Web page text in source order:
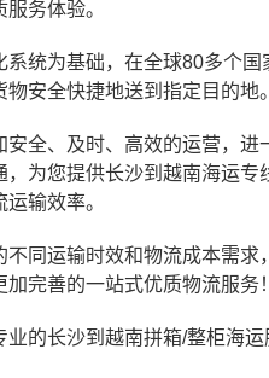
务体验。
统为基础，在全球80多个
安全快捷地送到指定目的地。
全、及时、高效的运营，
为您提供长沙到越南海运
输效率。
同运输时效和物流成本需求
完善的一站式优质物流服务！
的长沙到越南拼箱/整柜海